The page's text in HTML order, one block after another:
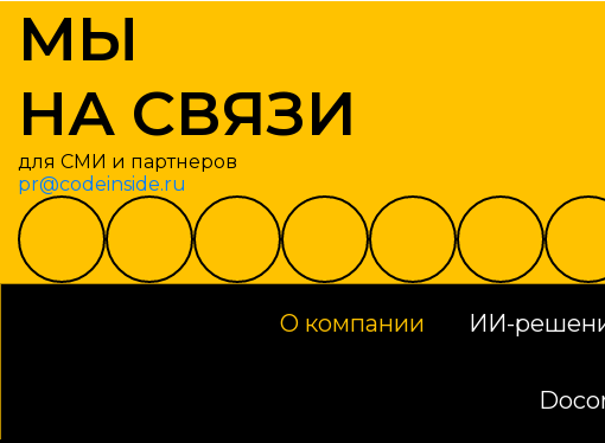
МЫ
НА СВЯЗИ
для СМИ и партнеров
pr@codeinside.ru
О компании ИИ-